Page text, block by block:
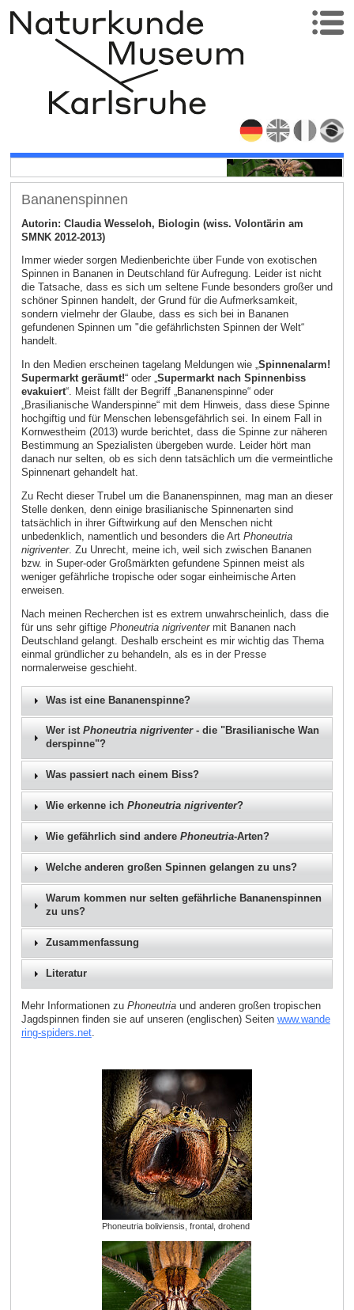
Bananenspinnen
Autorin: Claudia Wesseloh, Biologin (wiss. Volontärin am
SMNK 2012-2013)
Immer wieder sorgen Medienberichte über Funde von exotischen
Spinnen in Bananen in Deutschland für Aufregung. Leider ist nicht
die Tatsache, dass es sich um seltene Funde besonders großer und
schöner Spinnen handelt, der Grund für die Aufmerksamkeit,
sondern vielmehr der Glaube, dass es sich bei in Bananen
gefundenen Spinnen um "die gefährlichsten Spinnen der Welt“
handelt.
In den Medien erscheinen tagelang Meldungen wie „Spinnenalarm!
Supermarkt geräumt!“ oder „Supermarkt nach Spinnenbiss
evakuiert“. Meist fällt der Begriff „Bananenspinne“ oder
„Brasilianische Wanderspinne“ mit dem Hinweis, dass diese Spinne
hochgiftig und für Menschen lebensgefährlich sei. In einem Fall in
Kornwestheim (2013) wurde berichtet, dass die Spinne zur näheren
Bestimmung an Spezialisten übergeben wurde. Leider hört man
danach nur selten, ob es sich denn tatsächlich um die vermeintliche
Spinnenart gehandelt hat.
Zu Recht dieser Trubel um die Bananenspinnen, mag man an dieser
Stelle denken, denn einige brasilianische Spinnenarten sind
tatsächlich in ihrer Giftwirkung auf den Menschen nicht
unbedenklich, namentlich und besonders die Art Phoneutria
nigriventer. Zu Unrecht, meine ich, weil sich zwischen Bananen
bzw. in Super-oder Großmärkten gefundene Spinnen meist als
weniger gefährliche tropische oder sogar einheimische Arten
erweisen.
Nach meinen Recherchen ist es extrem unwahrscheinlich, dass die
für uns sehr giftige Phoneutria nigriventermit Bananen nach
Deutschland gelangt. Deshalb erscheint es mir wichtig das Thema
einmal gründlicher zu behandeln, als es in der Presse
normalerweise geschieht.
Was ist eine Bananenspinne?
Wer istPhoneutria nigriventer- die "Brasilianische Wan
derspinne"?
Was passiert nach einem Biss?
Wie erkenne ichPhoneutria nigriventer?
Wie gefährlich sind anderePhoneutria-Arten?
Welche anderen großen Spinnen gelangen zu uns?
Warum kommen nur selten gefährliche Bananenspinnen
zu uns?
Zusammenfassung
Literatur
Mehr Informationen zu Phoneutria und anderen großen tropischen
Jagdspinnen finden sie auf unseren (englischen) Seiten www.wande
ring-spiders.net.
Phoneutria boliviensis, frontal, drohend